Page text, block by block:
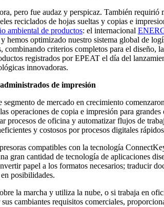
pero fue audaz y perspicaz. También
reciclados de hojas sueltas y copias e
ambiental de productos: el internacional
y hemos optimizado nuestro sistema global de
combinando criterios completos para el
registrados por EPEAT el día del
innovadoras.
de impresión
de mercado en crecimiento
operaciones de copia e impresión para
procesos de oficina y automatizar flujos de
y costosos por procesos digitales
compatibles con la tecnología
gran cantidad de tecnología de aplicaciones
papel a los formatos necesarios; traducir
posibilidades.
la marcha y utiliza la nube, o si trabaja en
sus cambiantes requisitos comerciales,